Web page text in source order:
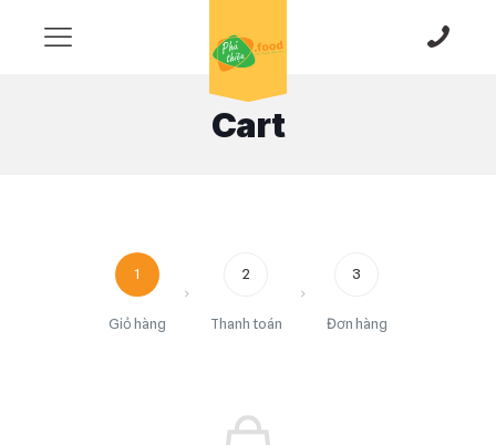
Cart
1
Giỏ hàng
2
Thanh toán
3
Đơn hàng